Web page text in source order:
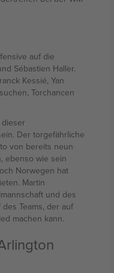
auf die
Sébastien Haller.
Kessié, Yan
Torchancen
Der torgefährliche
von bereits neun
ebenso wie sein
Norwegen hat
Martin
und des
Teams, der auf
machen kann.